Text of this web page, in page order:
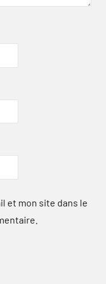
et mon site dans le